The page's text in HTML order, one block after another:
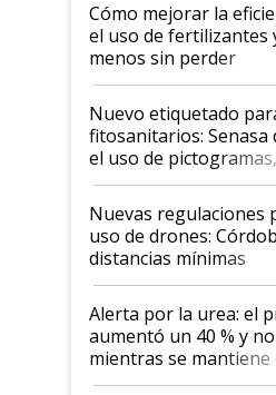
Cómo mejorar la
el uso de fertilizantes
menos sin perder
productividad en la
fina
Nuevo etiquetado
fitosanitarios: Senasa
el uso de pictogramas,
palabras de
indicaciones
Nuevas regulaciones
uso de drones:
distancias mínimas
Alerta por la urea: el
aumentó un 40 % y
mientras se mantiene
conflicto en Medio